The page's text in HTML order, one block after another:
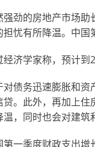
强劲的房地产市场助
担忧有所降温。中国
经济学家称，预计到
对债务迅速膨胀和
贷。此外，再加上
温，同时也会对建筑
第一季度财政支出增